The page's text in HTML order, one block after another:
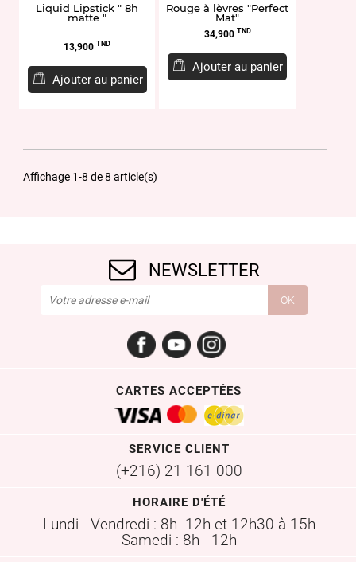
Liquid Lipstick " 8h
matte "
Prix
13,900 TND
Ajouter au panier
Rouge à lèvres "Perfect
Mat"
Prix
34,900 TND
Ajouter au panier
Affichage 1-8 de 8 article(s)
NEWSLETTER
FacebookYouTubeInstagram
CARTES ACCEPTÉES
SERVICE CLIENT
(+216) 21 161 000
HORAIRE D'ÉTÉ
Lundi - Vendredi : 8h -12h et 12h30 à 15h
Samedi : 8h - 12h